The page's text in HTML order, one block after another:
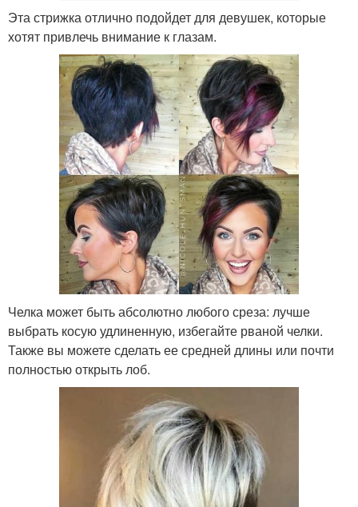
Эта стрижка отлично подойдет для девушек, которые
хотят привлечь внимание к глазам.
Челка может быть абсолютно любого среза: лучше
выбрать косую удлиненную, избегайте рваной челки.
Также вы можете сделать ее средней длины или почти
полностью открыть лоб.